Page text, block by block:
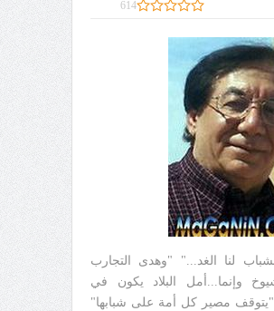
614
لنا الغد..." "وهدى التجارب
وإنما...أمل البلاد يكون في
"يتوقف مصير كل أمة على شبابها"